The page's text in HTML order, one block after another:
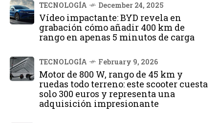
TECNOLOGÍA December 24, 2025
Vídeo impactante: BYD revela en
grabación cómo añadir 400 km de
rango en apenas 5 minutos de carga
TECNOLOGÍA February 9, 2026
Motor de 800 W, rango de 45 km y
ruedas todo terreno: este scooter cuesta
solo 300 euros y representa una
adquisición impresionante